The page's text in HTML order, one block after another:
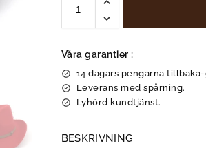
Våra garantier :
14 dagars pengarna
Leverans med spårning.
Lyhörd kundtjänst.
BESKRIVNING